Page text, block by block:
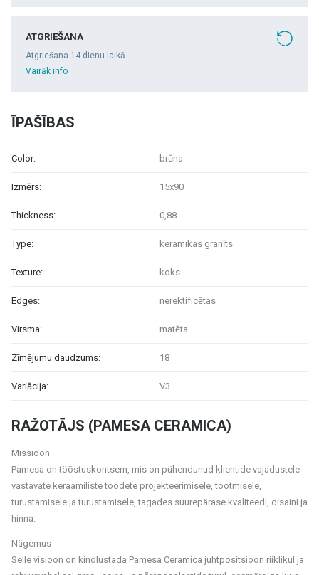
RAŽOTĀJS (PAMESA CERAMICA)
Missioon
Pamesa on tööstuskontsern, mis on pühendunud klientide vajadustele
vastavate keraamiliste toodete projekteerimisele, tootmisele,
turustamisele ja turustamisele, tagades suurepärase kvaliteedi, disaini ja
hinna.
Nägemus
Selle visioon on kindlustada Pamesa Ceramica juhtpositsioon riiklikul ja
ATGRIEŠANA
Atgriešana 14 dienu laikā
Vairāk info
ĪPAŠĪBAS
Color: brūna
Izmērs: 15x90
Thickness: 0,88
Type: keramikas granīts
Texture: koks
Edges: nerektificētas
Virsma: matēta
Zīmējumu daudzums: 18
Variācija: V3